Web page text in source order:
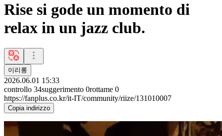
Rise si gode un momento di
relax in un jazz club.
이리롱
2026.06.01 15:33
controllo 34suggerimento 0rottame 0
https://fanplus.co.kr/it-IT/community/riize/131010007
Copia indirizzo